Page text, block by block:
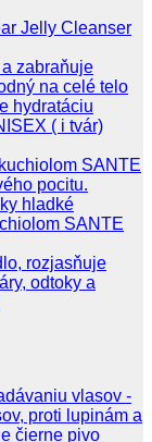
Jelly Cleanser
( i tvár)
SANTE